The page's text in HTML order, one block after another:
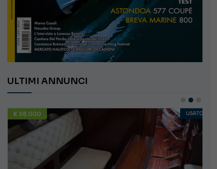
ULTIMI ANNUNCI
€ 58.000 USATO